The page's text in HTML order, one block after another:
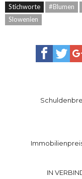
Stichworte #Blumen
Slowenien
IN